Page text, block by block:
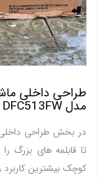
مدل DFC513FW
تا قابلمه های بزرگ
کوچک بیشترین کاربرد